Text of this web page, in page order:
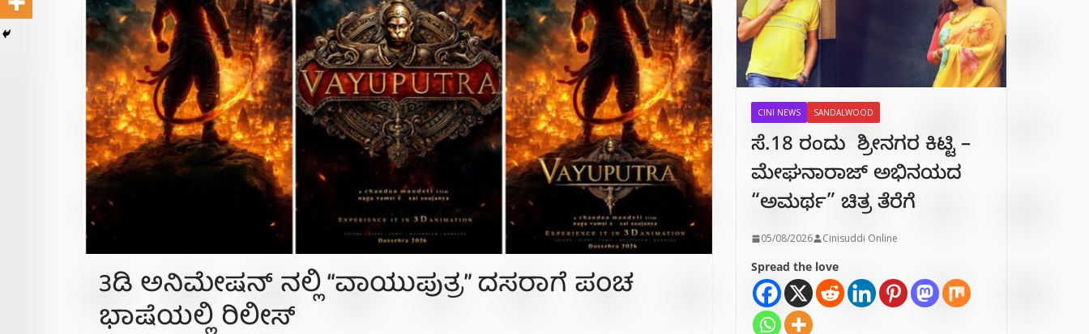
3ಡಿ ಅನಿಮೇಷನ್‌ ನಲ್ಲಿ “ವಾಯುಪುತ್ರ” ದಸರಾಗೆ ಪಂಚ
ಭಾಷೆಯಲ್ಲಿ ರಿಲೀಸ್
CINI NEWS SANDALWOOD
ಸೆ.18 ರಂದು ಶ್ರೀನಗರ ಕಿಟ್ಟಿ –
ಮೇಘನಾರಾಜ್ ಅಭಿನಯದ
“ಅಮರ್ಥ” ಚಿತ್ರ ತೆರೆಗೆ
05/08/2026 Cinisuddi Online
Spread the love